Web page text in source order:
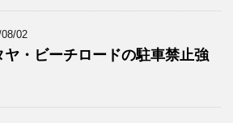
02
ヤ・ビーチロードの駐車禁止強